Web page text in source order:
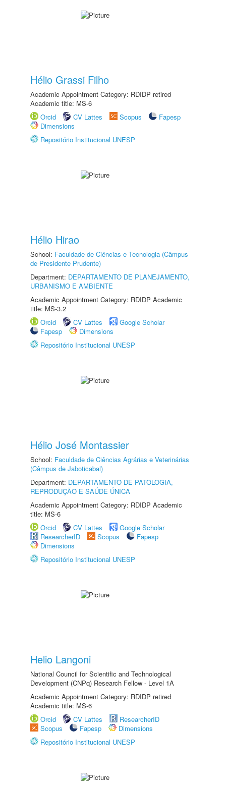
Hélio Grassi Filho
Academic Appointment Category: RDIDP retired
Academic title: MS-6
Orcid
CV Lattes Scopus
Fapesp
Dimensions
Repositório Institucional UNESP
Hélio Hirao
School: Faculdade de Ciências e Tecnologia (Câmpus
de Presidente Prudente)
Department: DEPARTAMENTO DE PLANEJAMENTO,
URBANISMO E AMBIENTE
Academic Appointment Category: RDIDP Academic
title: MS-3.2
Orcid
CV Lattes
Google Scholar
Fapesp
Dimensions
Repositório Institucional UNESP
Hélio José Montassier
School: Faculdade de Ciências Agrárias e Veterinárias
(Câmpus de Jaboticabal)
Department: DEPARTAMENTO DE PATOLOGIA,
REPRODUÇÃO E SAÚDE ÚNICA
Academic Appointment Category: RDIDP Academic
title: MS-6
Orcid
CV Lattes
Google Scholar
ResearcherID
Scopus
Fapesp
Dimensions
Repositório Institucional UNESP
Helio Langoni
National Council for Scientific and Technological
Development (CNPq) Research Fellow - Level 1A
Academic Appointment Category: RDIDP retired
Academic title: MS-6
Orcid
CV Lattes
ResearcherID
Scopus
Fapesp
Dimensions
Repositório Institucional UNESP